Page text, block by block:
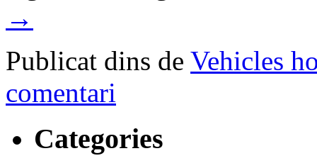
→
Publicat dins de Vehicles
comentari
Categories